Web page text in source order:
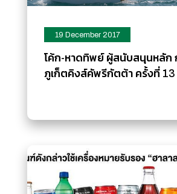
19 December 2017
โค้ก-หาดทิพย์ ผู้สนับสนุนหลัก
ภูเก็ตคิงส์คัพรีกัตต้า ครั้งที่ 13